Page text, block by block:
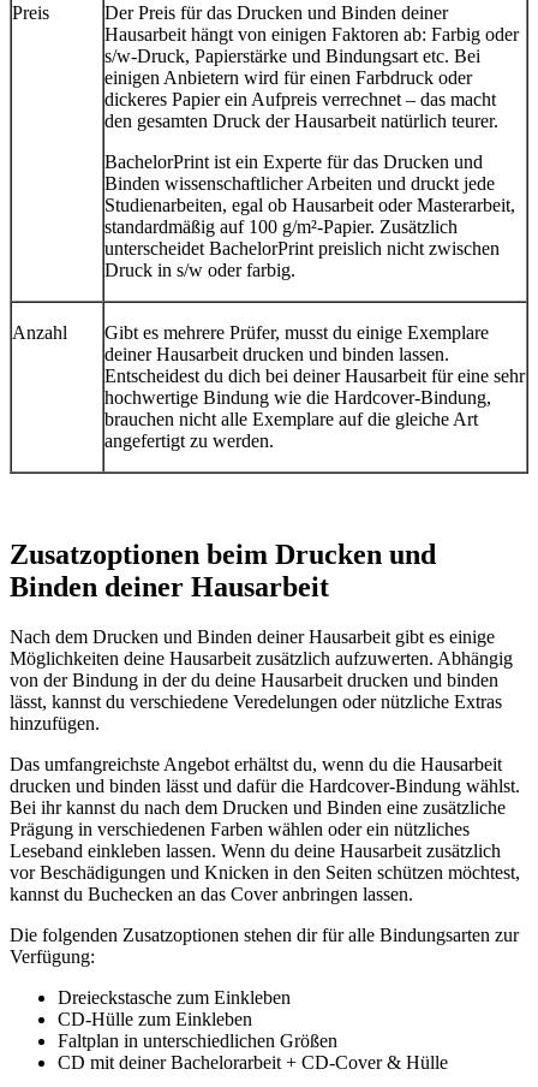
Preis
Der Preis für das Drucken und Binden deiner
Hausarbeit hängt von einigen Faktoren ab: Farbig oder
s/w-Druck, Papierstärke und Bindungsart etc. Bei
einigen Anbietern wird für einen Farbdruck oder
dickeres Papier ein Aufpreis verrechnet – das macht
den gesamten Druck der Hausarbeit natürlich teurer.
BachelorPrint ist ein Experte für das Drucken und
Binden wissenschaftlicher Arbeiten und druckt jede
Studienarbeiten, egal ob Hausarbeit oder Masterarbeit,
standardmäßig auf 100 g/m²-Papier. Zusätzlich
unterscheidet BachelorPrint preislich nicht zwischen
Druck in s/w oder farbig.
Anzahl
Gibt es mehrere Prüfer, musst du einige Exemplare
deiner Hausarbeit drucken und binden lassen.
Entscheidest du dich bei deiner Hausarbeit für eine sehr
hochwertige Bindung wie die Hardcover-Bindung,
brauchen nicht alle Exemplare auf die gleiche Art
angefertigt zu werden.
Zusatzoptionen beim Drucken und
Binden deiner Hausarbeit
Nach dem Drucken und Binden deiner Hausarbeit gibt es einige
Möglichkeiten deine Hausarbeit zusätzlich aufzuwerten. Abhängig
von der Bindung in der du deine Hausarbeit drucken und binden
lässt, kannst du verschiedene Veredelungen oder nützliche Extras
hinzufügen.
Das umfangreichste Angebot erhältst du, wenn du die Hausarbeit
drucken und binden lässt und dafür die Hardcover-Bindung wählst.
Bei ihr kannst du nach dem Drucken und Binden eine zusätzliche
Prägung in verschiedenen Farben wählen oder ein nützliches
Leseband einkleben lassen. Wenn du deine Hausarbeit zusätzlich
vor Beschädigungen und Knicken in den Seiten schützen möchtest,
kannst du Buchecken an das Cover anbringen lassen.
Die folgenden Zusatzoptionen stehen dir für alle Bindungsarten zur
Verfügung:
Dreieckstasche zum Einkleben
CD-Hülle zum Einkleben
Faltplan in unterschiedlichen Größen
CD mit deiner Bachelorarbeit + CD-Cover & Hülle